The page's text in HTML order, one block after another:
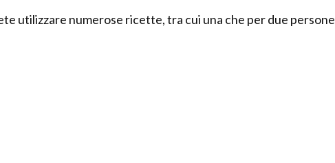
utilizzare numerose ricette, tra cui una che per due persone